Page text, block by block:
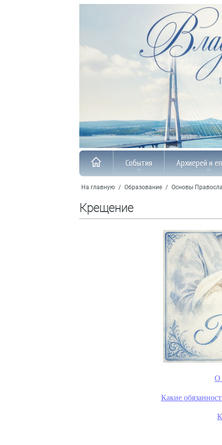
События Архиерей и
На главную / Образование / Основы
Крещение
О
Какие